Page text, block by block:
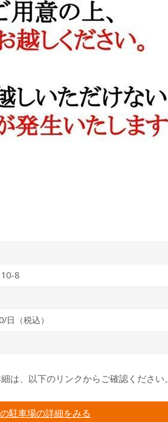
10-8
（税込）
、以下のリンクからご確認ください。
駐車場の詳細をみる